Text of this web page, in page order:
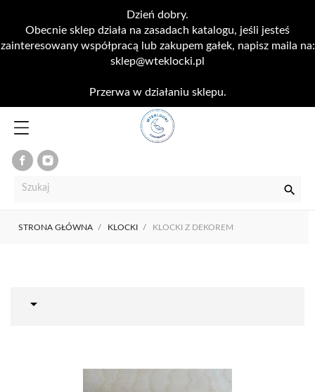
Dzień dobry.
Obecnie sklep działa na zasadach katalogu, jeśli jesteś
zainteresowany współpracą lub zakupem gałek, napisz maila na:
sklep@wteklocki.pl
Przerwa w działaniu sklepu.

STRONA GŁÓWNA KLOCKI KLOCKI Z DEKOREM
